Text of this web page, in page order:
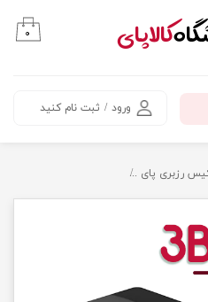
کالاپای
ورود / ثبت نام کنید
۰
رزبری پای